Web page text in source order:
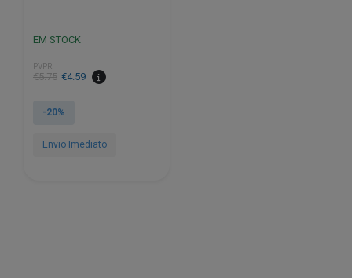
EM STOCK
PVPR
€5.75 €4.59
-20%
Envio Imediato